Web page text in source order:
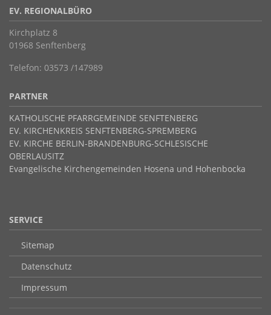
EV. REGIONALBÜRO
Kirchplatz 8
01968 Senftenberg
Telefon: 03573 /147989
PARTNER
KATHOLISCHE PFARRGEMEINDE SENFTENBERG
EV. KIRCHENKREIS SENFTENBERG-SPREMBERG
EV. KIRCHE BERLIN-BRANDENBURG-SCHLESISCHE
OBERLAUSITZ
Evangelische Kirchengemeinden Hosena und Hohenbocka
SERVICE
Sitemap
Datenschutz
Impressum